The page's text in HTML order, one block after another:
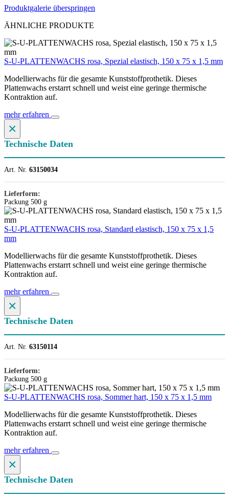
Produktgalerie überspringen
ÄHNLICHE PRODUKTE
S-U-PLATTENWACHS rosa, Spezial elastisch, 150 x 75 x 1,5 mm
Modellierwachs für die gesamte Kunststoffprothetik. Dieses
Plattenwachs erstarrt schnell und weist eine geringe thermische
Kontraktion auf.
mehr erfahren
×
Technische Daten
Art. Nr. 63150034
Lieferform:
Packung 500 g
S-U-PLATTENWACHS rosa, Standard elastisch, 150 x 75 x 1,5
mm
Modellierwachs für die gesamte Kunststoffprothetik. Dieses
Plattenwachs erstarrt schnell und weist eine geringe thermische
Kontraktion auf.
mehr erfahren
×
Technische Daten
Art. Nr. 63150114
Lieferform:
Packung 500 g
S-U-PLATTENWACHS rosa, Sommer hart, 150 x 75 x 1,5 mm
Modellierwachs für die gesamte Kunststoffprothetik. Dieses
Plattenwachs erstarrt schnell und weist eine geringe thermische
Kontraktion auf.
mehr erfahren
×
Technische Daten